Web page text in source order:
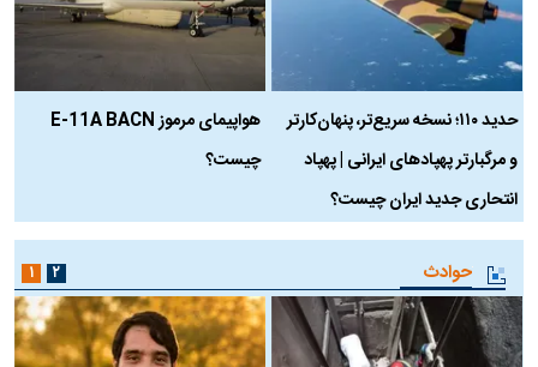
حدید ۱۱۰؛ نسخه سریع‌تر، پنهان‌کارتر
و مرگبارتر پهپادهای ایرانی | پهپاد
انتحاری جدید ایران چیست؟
هواپیمای مرموز E-11A BACN
چیست؟
حوادث ۱ ۲